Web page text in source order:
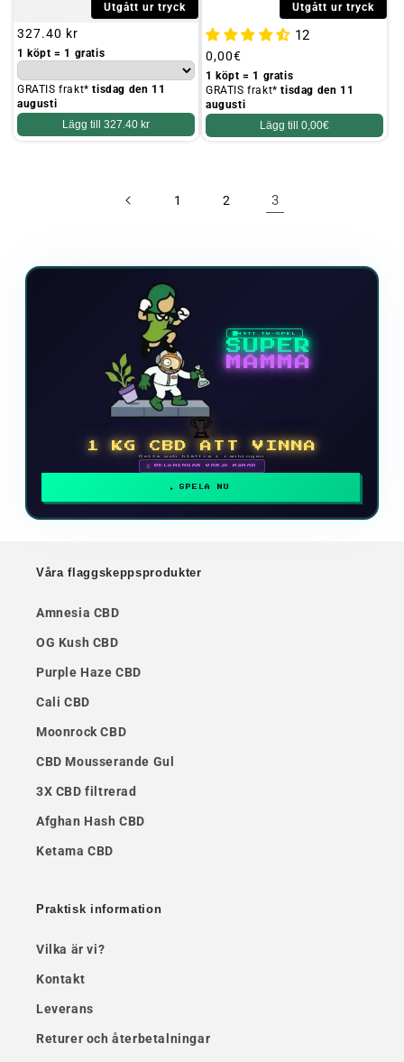
Utgått ur tryck
Ordinarie
pris
327.40 kr
1 köpt = 1 gratis
GRATIS frakt*tisdag den 11
augusti
Lägg till 327.40 kr
Utgått ur tryck
12
Ordinarie
pris
0,00€
1 köpt = 1 gratis
GRATIS frakt*tisdag den 11
augusti
Lägg till 0,00€
1 2 3
NYTT TV-SPEL
SUPER
MAMMA
🏆
1 KG CBD ATT VINNA
Delta och klättra i rankingen
🗓 BELÖNINGAR VARJE MÅNAD
SPELA NU
Våra flaggskeppsprodukter
Amnesia CBD
OG Kush CBD
Purple Haze CBD
Cali CBD
Moonrock CBD
CBD Mousserande Gul
3X CBD filtrerad
Afghan Hash CBD
Ketama CBD
Praktisk information
Vilka är vi?
Kontakt
Leverans
Returer och återbetalningar